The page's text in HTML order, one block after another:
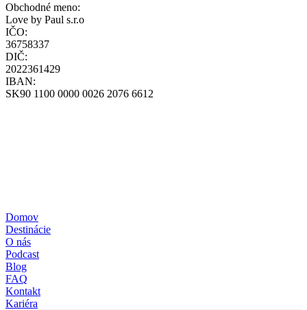
Obchodné meno:
Love by Paul s.r.o
IČO:
36758337
DIČ:
2022361429
IBAN:
SK90 1100 0000 0026 2076 6612
Domov
Destinácie
O nás
Podcast
Blog
FAQ
Kontakt
Kariéra